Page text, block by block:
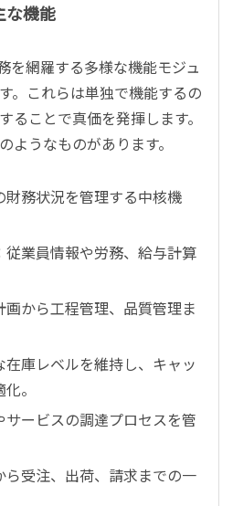
な機能
を網羅する多様な機能モジュ
。これらは単独で機能するの
ることで真価を発揮します。
ようなものがあります。
財務状況を管理する中核機
従業員情報や労務、給与計算
から工程管理、品質管理ま
庫レベルを維持し、キャッ
。
ービスの調達プロセスを管
ら受注、出荷、請求までの一